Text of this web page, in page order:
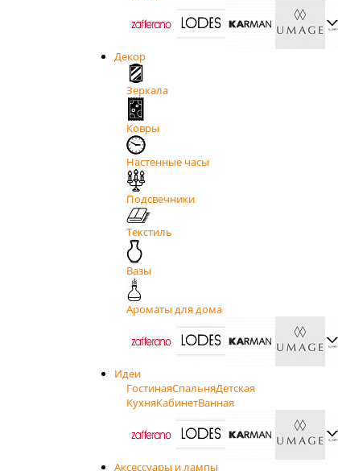
Декор
Зеркала
Ковры
Настенные часы
Подсвечники
Текстиль
Вазы
Ароматы для дома
Идеи
ГостинаяСпальняДетская
КухняКабинетВанная
Аксессуары и лампы